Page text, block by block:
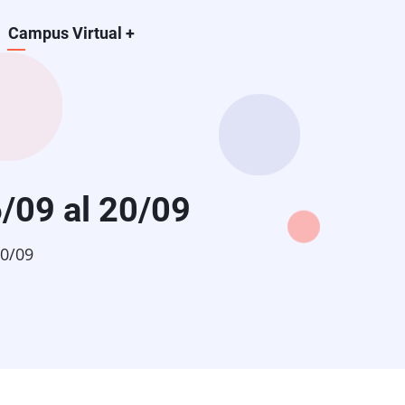
Campus Virtual +
09 al 20/09
09